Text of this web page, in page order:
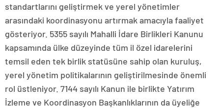
standartlarını geliştirmek ve yerel yönetimler
arasındaki koordinasyonu artırmak amacıyla faaliyet
gösteriyor. 5355 sayılı Mahalli İdare Birlikleri Kanunu
kapsamında ülke düzeyinde tüm il özel idarelerini
temsil eden tek birlik statüsüne sahip olan kuruluş,
yerel yönetim politikalarının geliştirilmesinde önemli
rol üstleniyor. 7144 sayılı Kanun ile birlikte Yatırım
İzleme ve Koordinasyon Başkanlıklarının da üyeliğe